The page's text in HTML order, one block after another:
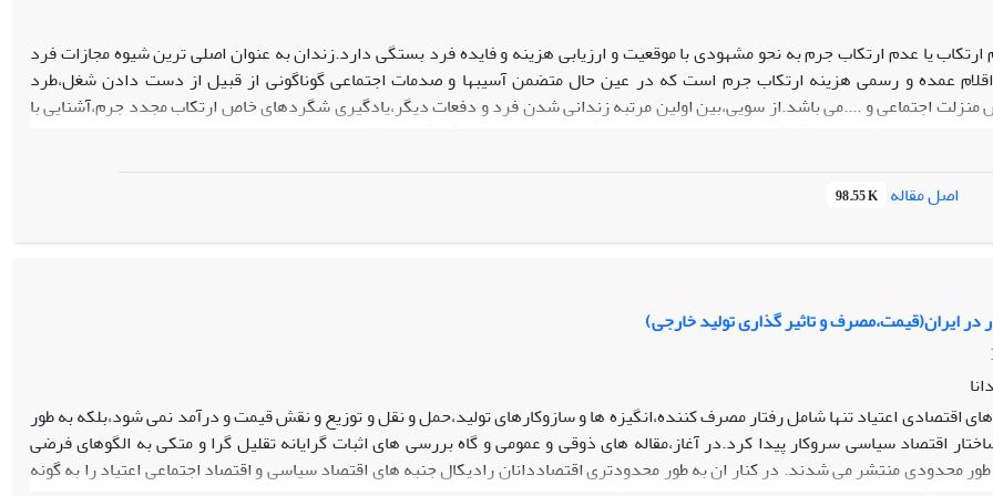
ارتکاب یا عدم ارتکاب جرم به نحو مشهودی با موقعیت و ارزیابی هزینه و فایده فرد بستگی دارد.زندان به عنوان اصلی ترین شیوه مجازات فرد
عمده و رسمی هزینه ارتکاب جرم است که در عین حال متضمن آسیبها و صدمات اجتماعی گوناگونی از قبیل از دست دادن شغل،طرد
منزلت اجتماعی و ....می باشد.از سویی،بین اولین مرتبه زندانی شدن فرد و دفعات دیگر،یادگیری شگردهای خاص ارتکاب مجدد جرم،آشنایی با
فرار از مجازاتهای قانونی و چگونگی تاثیرات یاد شده رابطه وجود دارد و به عوامل گوناگونی از قبیل شرایط داخلی زندان،امکانات و مدیریت زندان و
بستگی دارد.با شرایط حاضر تضاد بین ممانعت از ارتکاب جرم از طرف مردم عادی با تاثیر در مجرم و تلاش در جهت همنوایی با ارزش ها و
در زندان،امکان پذیر نیست.مگر انکه راهکارهای جدیدی در این زمینه ارائه شود.
اصل مقاله 98.55 K
در ایران(قیمت،مصرف و تاثیر گذاری تولید خارجی)
اقتصادی اعتیاد تنها شامل رفتار مصرف کننده،انگیزه ها و سازوکارهای تولید،حمل و نقل و توزیع و نقش قیمت و درآمد نمی شود،بلکه به طور
اقتصاد سیاسی سروکار پیدا کرد.در آغاز،مقاله های ذوقی و عمومی و گاه بررسی های اثبات گرایانه تقلیل گرا و متکی به الگوهای فرضی
محدودی منتشر می شدند. در کنار ان به طور محدودتری اقتصاددانان رادیکال جنبه های اقتصاد سیاسی و اقتصاد اجتماعی اعتیاد را به گونه